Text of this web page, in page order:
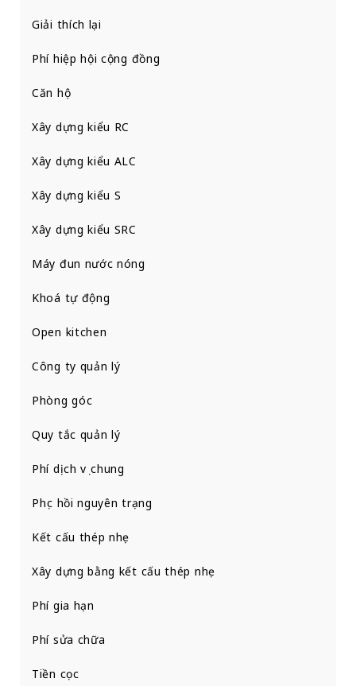
Giải thích lại
Phí hiệp hội cộng đồng
Căn hộ
Xây dựng kiểu RC
Xây dựng kiểu ALC
Xây dựng kiểu S
Xây dựng kiểu SRC
Máy đun nước nóng
Khoá tự động
Open kitchen
Công ty quản lý
Phòng góc
Quy tắc quản lý
Phí dịch vụ chung
Phục hồi nguyên trạng
Kết cấu thép nhẹ
Xây dựng bằng kết cấu thép nhẹ
Phí gia hạn
Phí sửa chữa
Tiền cọc